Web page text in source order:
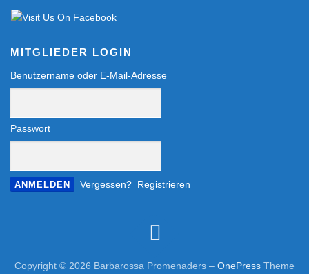
MITGLIEDER LOGIN
Benutzername oder E-Mail-Adresse
Passwort
Vergessen? Registrieren
Copyright © 2026 Barbarossa Promenaders – OnePress Theme